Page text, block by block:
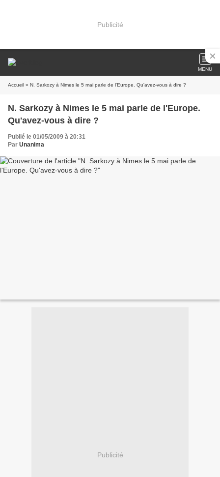
Publicité
MENU
Accueil » N. Sarkozy à Nimes le 5 mai parle de l'Europe. Qu'avez-vous à dire ?
N. Sarkozy à Nimes le 5 mai parle de l'Europe.
Qu'avez-vous à dire ?
Publié le 01/05/2009 à 20:31
Par Unanima
Publicité